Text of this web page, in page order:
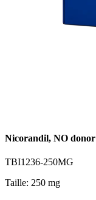
Nicorandil, NO donor
TBI1236-250MG
Taille: 250 mg